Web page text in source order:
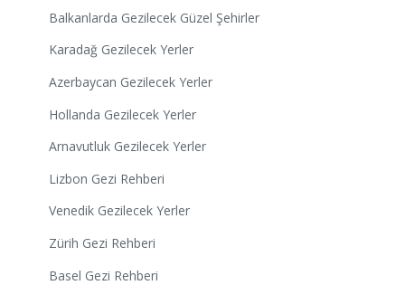
Balkanlarda Gezilecek Güzel Şehirler
Karadağ Gezilecek Yerler
Azerbaycan Gezilecek Yerler
Hollanda Gezilecek Yerler
Arnavutluk Gezilecek Yerler
Lizbon Gezi Rehberi
Venedik Gezilecek Yerler
Zürih Gezi Rehberi
Basel Gezi Rehberi